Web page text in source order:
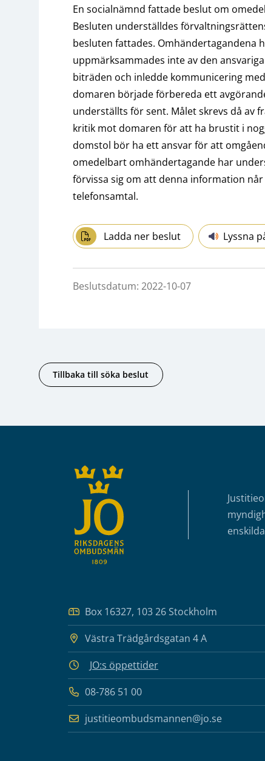
En socialnämnd fattade beslut om
Besluten underställdes
besluten fattades. Omhändertagandena
uppmärksammades inte av den
biträden och inledde kommunicering
domaren började förbereda ett
underställts för sent. Målet skrevs då av
kritik mot domaren för att ha brustit i
domstol bör ha ett ansvar för att
omedelbart omhändertagande har
förvissa sig om att denna information
telefonsamtal.
Ladda ner beslut Lyssna
Beslutsdatum: 2022-10-07
Tillbaka till söka beslut
Box 16327, 103 26 Stockholm
Västra Trädgårdsgatan 4 A
JO:s öppettider
08-786 51 00
justitieombudsmannen@jo.se